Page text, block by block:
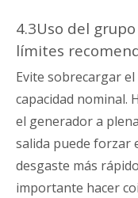
4.3Uso del
límites
Evite sobrecargar
capacidad nominal.
el generador a
salida puede forzar
desgaste más
importante hacer